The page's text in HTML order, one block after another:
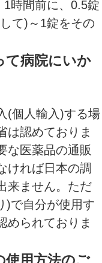
1時間前に、0.5錠
て)～1錠をその
て病院にいか
(個人輸入)する場
は認めておりま
な医薬品の通販
ければ日本の調
来ません。ただ
)で自分が使用す
められておりま